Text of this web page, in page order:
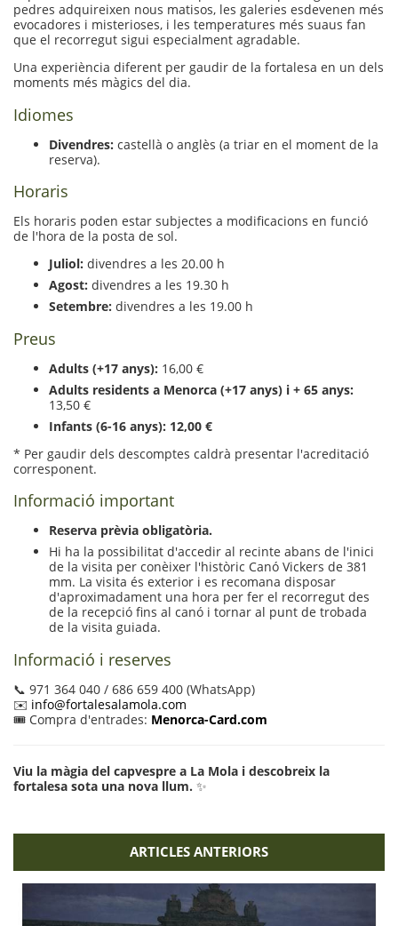
A partir del 9 de desembre: tancat
pedres adquireixen nous matisos, les galeries esdevenen més
evocadores i misterioses, i les temperatures més suaus fan
que el recorregut sigui especialment agradable.
Una experiència diferent per gaudir de la fortalesa en un dels
moments més màgics del dia.
Idiomes
Divendres: castellà o anglès (a triar en el moment de la
reserva).
Horaris
Els horaris poden estar subjectes a modificacions en funció
de l'hora de la posta de sol.
Juliol: divendres a les 20.00 h
Agost: divendres a les 19.30 h
Setembre: divendres a les 19.00 h
Preus
Adults (+17 anys): 16,00 €
Adults residents a Menorca (+17 anys) i + 65 anys:
13,50 €
Infants (6-16 anys): 12,00 €
* Per gaudir dels descomptes caldrà presentar l'acreditació
corresponent.
Informació important
Reserva prèvia obligatòria.
Hi ha la possibilitat d'accedir al recinte abans de l'inici
de la visita per conèixer l'històric Canó Vickers de 381
mm. La visita és exterior i es recomana disposar
d'aproximadament una hora per fer el recorregut des
de la recepció fins al canó i tornar al punt de trobada
de la visita guiada.
Informació i reserves
📞 971 364 040 / 686 659 400 (WhatsApp)
✉️ info@fortalesalamola.com
🎟️ Compra d'entrades: Menorca-Card.com
Viu la màgia del capvespre a La Mola i descobreix la
fortalesa sota una nova llum. ✨
ARTICLES ANTERIORS